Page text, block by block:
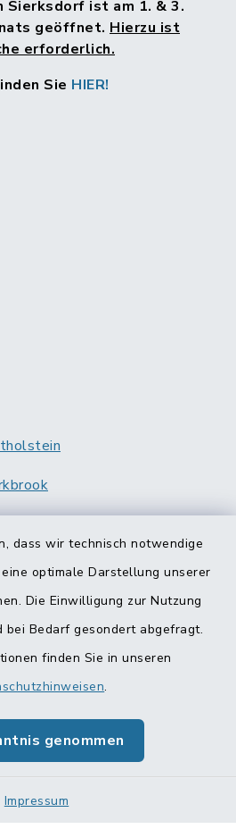
dass wir technisch notwendige
optimale Darstellung unserer
Die Einwilligung zur Nutzung
Bedarf gesondert abgefragt.
finden Sie in unseren
.
genommen
Impressum
ist am 1. & 3.
geöffnet. Hierzu ist
erforderlich.
Sie HIER!
Sitemap